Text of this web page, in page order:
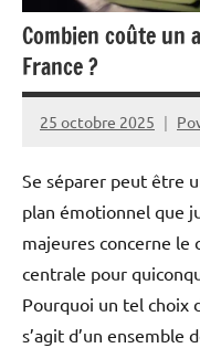
Combien coûte un
France ?
25 octobre 2025
Se séparer peut être
plan émotionnel que
majeures concerne le
centrale pour
Pourquoi un tel choix
s’agit d’un ensemble